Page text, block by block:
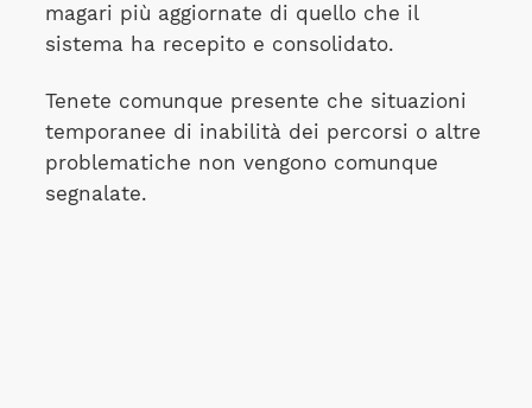
magari più aggiornate di quello che il
sistema ha recepito e consolidato.
Tenete comunque presente che situazioni
temporanee di inabilità dei percorsi o altre
problematiche non vengono comunque
segnalate.